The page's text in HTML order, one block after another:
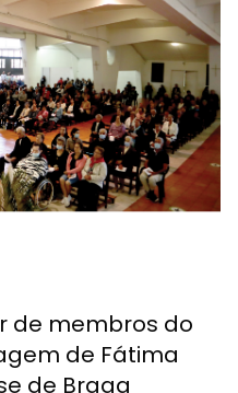
de membros do
de Fátima
de Braga